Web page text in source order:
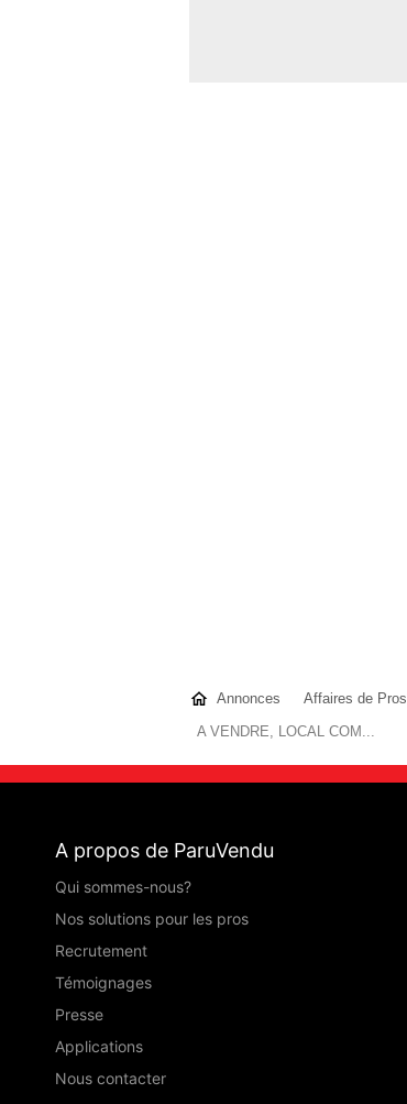
Annonces Affaires de Pros
A VENDRE, LOCAL COM...
A propos de ParuVendu
Qui sommes-nous?
Nos solutions pour les pros
Recrutement
Témoignages
Presse
Applications
Nous contacter